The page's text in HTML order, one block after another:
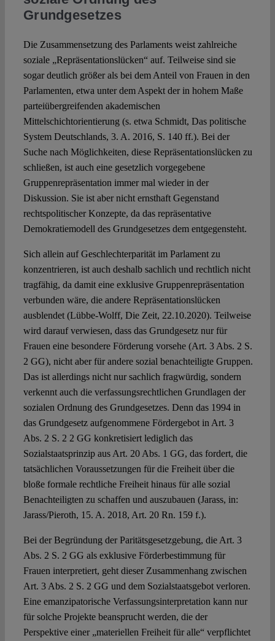
Grundgesetzes
Die Zusammensetzung des Parlaments weist zahlreiche
soziale „Repräsentationslücken“ auf. Teilweise sind sie
sogar deutlich größer als bei dem Anteil von Frauen in den
Parlamenten, etwa unter dem Aspekt der in hohem Maße
parteiübergreifenden akademischen
Mittelschichtorientierung (s. etwa Schmidt, Das politische
System Deutschlands, 3. A. 2016, S. 140 ff.). Bei der
Suche nach Möglichkeiten, diese Repräsentationslücken zu
schließen, ist auch eine gesetzlich vorgegebene
Gruppenrepräsentation immer mal wieder in der
Diskussion. Sie ist aber nicht ernsthaft Gegenstand
rechtspolitischer Konzepte, da das repräsentative
Demokratiemodell des Grundgesetzes dem entgegensteht.
Sich allein auf Geschlechterparität im Parlament zu
konzentrieren, ist auch deshalb sachlich und rechtlich nicht
tragfähig, da damit eine exklusive Gruppenrepräsentation
verbunden wäre, die andere Repräsentationslücken
ausblendet (Lübbe-Wolff, Die Zeit, 22.10.2020). Teilweise
wird darauf verwiesen, dass das Grundgesetz nur für
Frauen eine besondere Förderung vorsehe (Art. 3 Abs. 2 S.
2 GG), nicht aber für andere sozial benachteiligte Gruppen.
Das ist allerdings nicht nur sachlich fragwürdig, sondern
verkennt auch die verfassungsrechtlichen Grundlagen der
sozialen Ordnung des Grundgesetzes. Denn das 1994 in
das Grundgesetz aufgenommene Fördergebot in Art. 3
Abs. 2 S. 2 2 GG konkretisiert lediglich das
Sozialstaatsprinzip aus Art. 20 Abs. 1 GG, das fordert, die
tatsächlichen Voraussetzungen für die Freiheit über die
bloße formale rechtliche Freiheit hinaus für alle sozial
Benachteiligten zu schaffen und auszubauen (Jarass, in:
Jarass/Pieroth, 15. A. 2018, Art. 20 Rn. 159 f.).
Bei der Begründung der Paritätsgesetzgebung, die Art. 3
Abs. 2 S. 2 GG als exklusive Förderbestimmung für
Frauen interpretiert, geht dieser Zusammenhang zwischen
Art. 3 Abs. 2 S. 2 GG und dem Sozialstaatsgebot verloren.
Eine emanzipatorische Verfassungsinterpretation kann nur
für solche Projekte beansprucht werden, die der
Perspektive einer „materiellen Freiheit für alle“ verpflichtet